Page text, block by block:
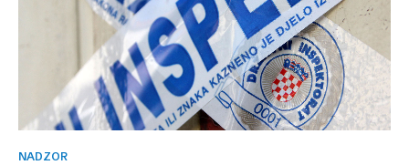
NADZOR